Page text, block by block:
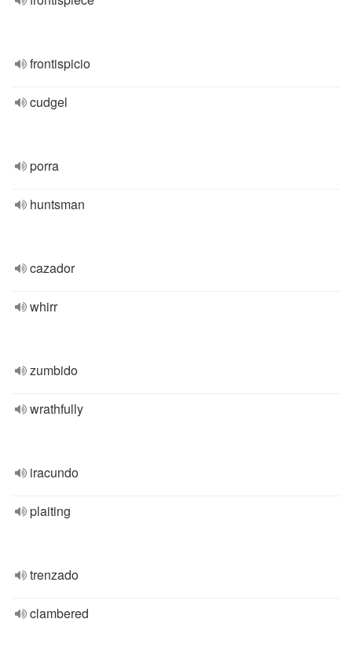
frontispicio
cudgel
porra
huntsman
cazador
whirr
zumbido
wrathfully
iracundo
plaiting
trenzado
clambered